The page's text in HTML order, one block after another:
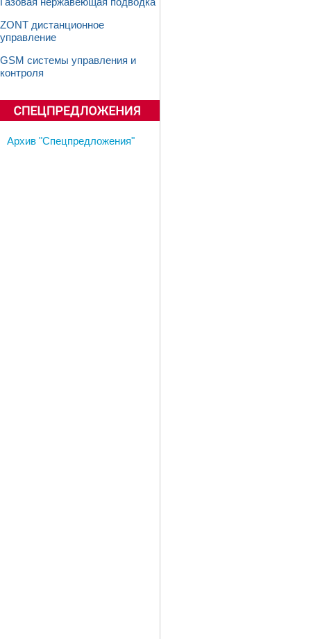
ZONT дистанционное
управление
GSM системы управления и
контроля
Архив "Спецпредложения"